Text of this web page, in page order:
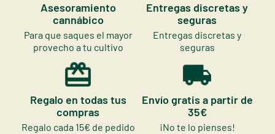
Asesoramiento
cannábico
Para que saques el mayor
provecho a tu cultivo
Entregas discretas y
seguras
Entregas discretas y
seguras
Regalo en todas tus
compras
Regalo cada 15€ de pedido
Envío gratis a partir de
35€
¡No te lo pienses!